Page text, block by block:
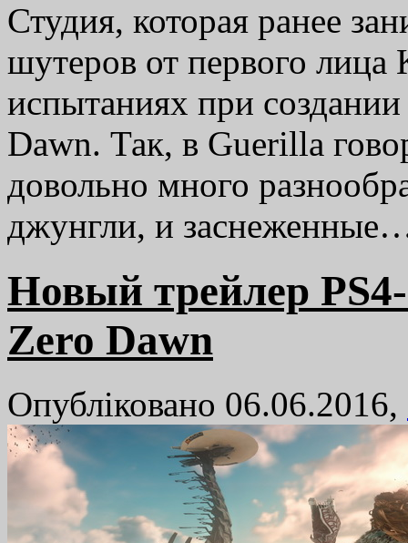
Студия, которая ранее
шутеров от первого лица
испытаниях при
Dawn. Так, в Guerilla
довольно много
джунгли, и
Новый трейлер
Zero Dawn
Опубліковано 06.06.2016,